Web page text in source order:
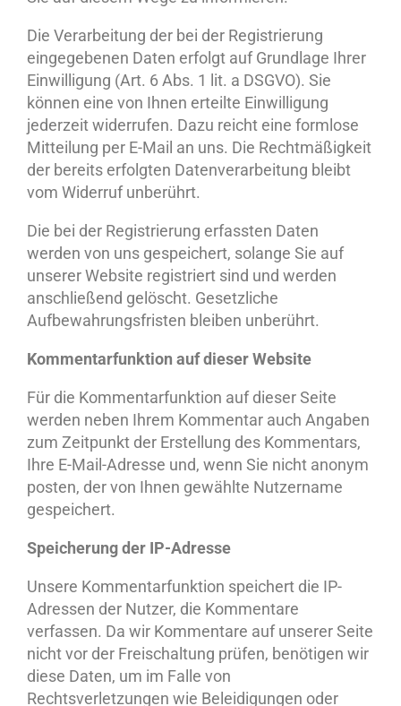
Die Verarbeitung der bei der Registrierung
eingegebenen Daten erfolgt auf Grundlage Ihrer
Einwilligung (Art. 6 Abs. 1 lit. a DSGVO). Sie
können eine von Ihnen erteilte Einwilligung
jederzeit widerrufen. Dazu reicht eine formlose
Mitteilung per E-Mail an uns. Die Rechtmäßigkeit
der bereits erfolgten Datenverarbeitung bleibt
vom Widerruf unberührt.
Die bei der Registrierung erfassten Daten
werden von uns gespeichert, solange Sie auf
unserer Website registriert sind und werden
anschließend gelöscht. Gesetzliche
Aufbewahrungsfristen bleiben unberührt.
Kommentarfunktion auf dieser Website
Für die Kommentarfunktion auf dieser Seite
werden neben Ihrem Kommentar auch Angaben
zum Zeitpunkt der Erstellung des Kommentars,
Ihre E-Mail-Adresse und, wenn Sie nicht anonym
posten, der von Ihnen gewählte Nutzername
gespeichert.
Speicherung der IP-Adresse
Unsere Kommentarfunktion speichert die IP-
Adressen der Nutzer, die Kommentare
verfassen. Da wir Kommentare auf unserer Seite
nicht vor der Freischaltung prüfen, benötigen wir
diese Daten, um im Falle von
Rechtsverletzungen wie Beleidigungen oder